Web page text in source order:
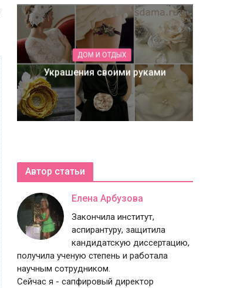
ДОМ И ОТДЫХ
Украшения своими руками
Автор статьи
Елена Арбузова
Закончила институт,
аспирантуру, защитила
кандидатскую диссертацию,
получила ученую степень и работала
научным сотрудником.
Сейчас я - сапфировый директор